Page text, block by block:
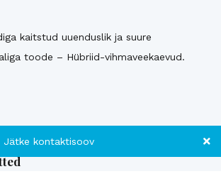
kaitstud uuenduslik ja suure
toode – Hübriid-vihmaveekaevud.
Jätke kontaktisoov